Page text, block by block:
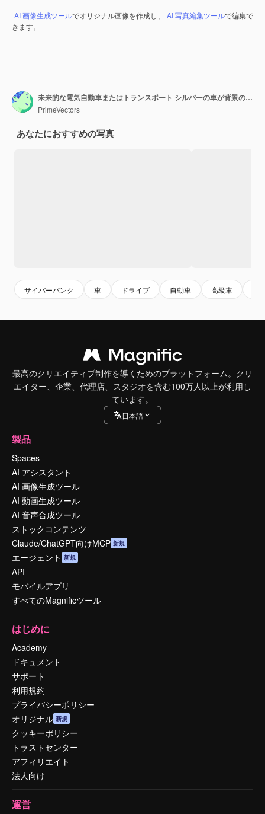
AI 画像生成ツールでオリジナル画像を作成し、 AI 写真編集ツールで編集で
きます。
未来的な電気自動車またはトランスポート シルバーの車が背景の 3 d イラストレーションに対して立っています。
PrimeVectors
あなたにおすすめの写真
サイバーパンク 車 ドライブ 自動車 高級車
最高のクリエイティブ制作を導くためのプラットフォーム。クリ
エイター、企業、代理店、スタジオを含む100万人以上が利用し
ています。
日本語
製品
Spaces
AI アシスタント
AI 画像生成ツール
AI 動画生成ツール
AI 音声合成ツール
ストックコンテンツ
Claude/ChatGPT向けMCP 新規
エージェント 新規
API
モバイルアプリ
すべてのMagnificツール
はじめに
Academy
ドキュメント
サポート
利用規約
プライバシーポリシー
オリジナル 新規
クッキーポリシー
トラストセンター
アフィリエイト
法人向け
運営